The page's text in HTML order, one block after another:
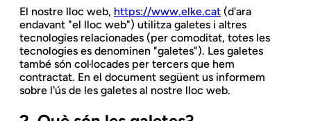
El nostre lloc web, https://www.elke.cat (d'ara
endavant "el lloc web") utilitza galetes i altres
tecnologies relacionades (per comoditat, totes les
tecnologies es denominen "galetes"). Les galetes
també són col·locades per tercers que hem
contractat. En el document següent us informem
sobre l'ús de les galetes al nostre lloc web.